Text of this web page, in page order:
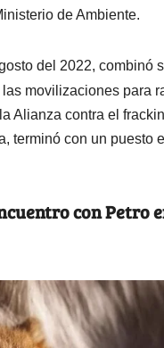
de Ambiente.
del 2022, combinó
movilizaciones para
Alianza contra el
terminó con un puesto
con Petro